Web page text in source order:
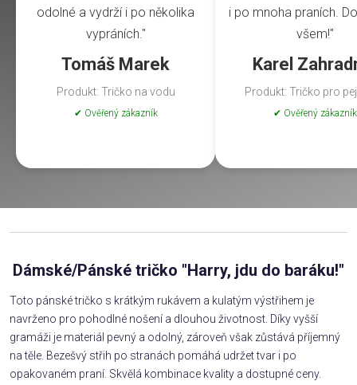
odolné a vydrží i po několika
vypráních."
Tomáš Marek
Produkt: Tričko na vodu
✔ Ověřený zákazník
i po mnoha praních.
všem!"
Karel
Produkt: Tričko pro
✔ Ověřený zákazník
Dámské/Pánské tričko "Harry, jdu do baráku!"
Toto pánské tričko s krátkým rukávem a kulatým výstřihem je
navrženo pro pohodlné nošení a dlouhou životnost. Díky vyšší
gramáži je materiál pevný a odolný, zároveň však zůstává příjemný
na těle. Bezešvý střih po stranách pomáhá udržet tvar i po
opakovaném praní. Skvělá kombinace kvality a dostupné ceny.